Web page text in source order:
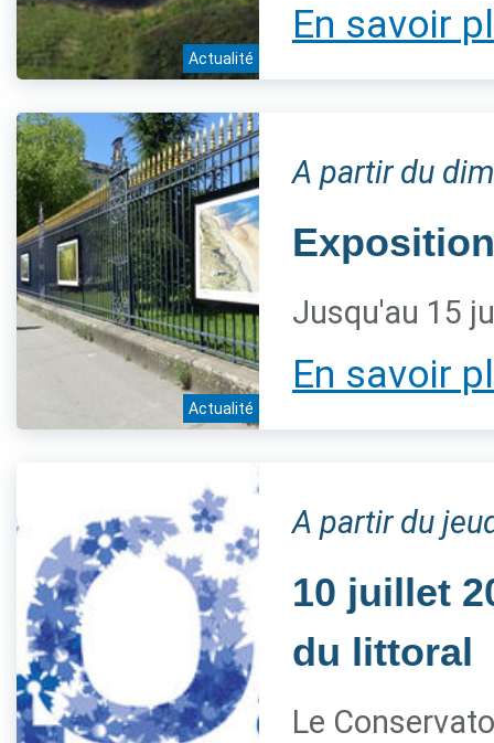
Actualité
En savoir
Actualité
A partir du
Jusqu'au 15
En savoir
A partir du
10 juillet
du littoral
Le